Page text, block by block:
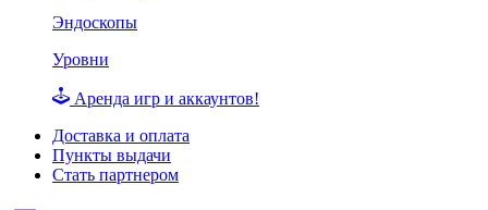
Эндоскопы
Уровни
Аренда игр и аккаунтов!
Доставка и оплата
Пункты выдачи
Стать партнером